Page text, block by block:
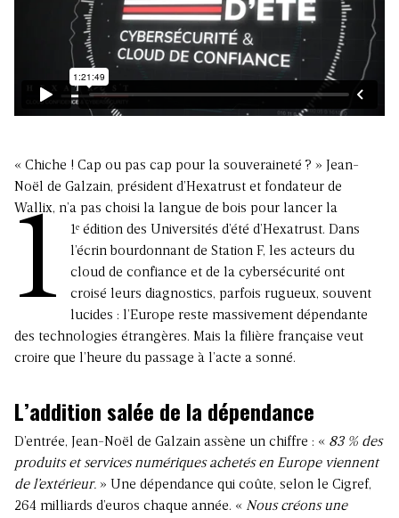
« Chiche ! Cap ou pas cap pour la souveraineté ? » Jean-
Noël de Galzain, président d’Hexatrust et fondateur de
Wallix, n’a pas choisi la langue de bois pour lancer la
1 1ᵉ édition des Universités d’été d’Hexatrust. Dans
l’écrin bourdonnant de Station F, les acteurs du
cloud de confiance et de la cybersécurité ont
croisé leurs diagnostics, parfois rugueux, souvent
lucides : l’Europe reste massivement dépendante
des technologies étrangères. Mais la filière française veut
croire que l’heure du passage à l’acte a sonné.
L’addition salée de la dépendance
D’entrée, Jean-Noël de Galzain assène un chiffre : « 83 % des
produits et services numériques achetés en Europe viennent
de l’extérieur. » Une dépendance qui coûte, selon le Cigref,
264 milliards d’euros chaque année. « Nous créons une